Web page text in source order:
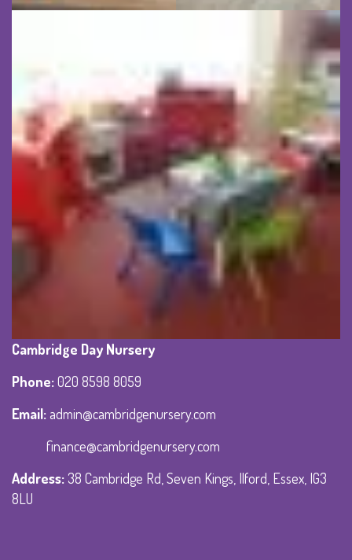
Cambridge Day Nursery
Phone:020 8598 8059
Email:admin@cambridgenursery.com
finance@cambridgenursery.com
Address: 38 Cambridge Rd, Seven Kings, Ilford, Essex, IG3
8LU